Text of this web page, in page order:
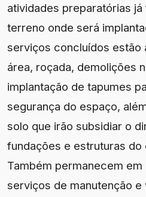
atividades preparatórias
terreno onde será
serviços concluídos estão
área, roçada, demolições
implantação de tapumes
segurança do espaço,
solo que irão subsidiar o
fundações e estruturas do
Também permanecem em
serviços de manutenção e